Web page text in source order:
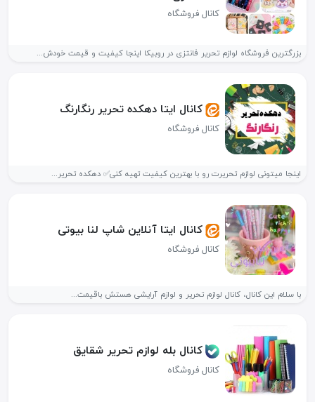
کانال فروشگاه
بزرگترین فروشگاه لوازم تحریر فانتزی در روبیکا اینجا کیفیت و قیمت خودش...
کانال ایتا دهکده تحریر رنگارنگ
کانال فروشگاه
اینجا میتونی لوازم تحریرت رو با بهترین کیفیت تهیه کنی✅ دهکده تحریر...
کانال ایتا آنلاین شاپ لنا بیوتی
کانال فروشگاه
با سلام این کانال، کانال لوازم تحریر و لوازم آرایشی هستش باقیمت...
کانال بله لوازم تحریر شقایق
کانال فروشگاه